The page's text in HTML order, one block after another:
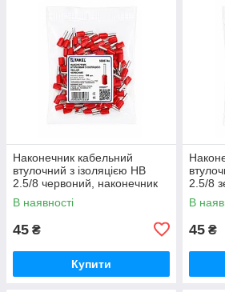
Наконечник кабельний
втулочний з ізоляцією HB
2.5/8 червоний, наконечник
для обтискання кінців
проводки
В наявності
45 ₴
Купити
2.5/8
для
В
45 ₴